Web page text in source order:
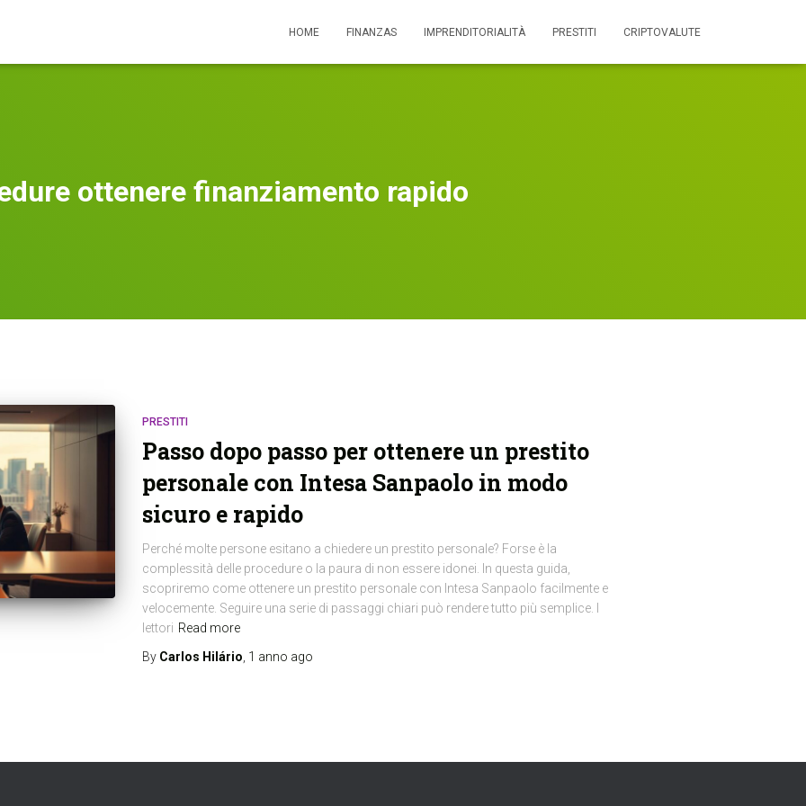
HOME FINANZAS IMPRENDITORIALITÀ PRESTITI CRIPTOVALUTE
ottenere finanziamento rapido
PRESTITI
Passo dopo passo per ottenere un prestito
personale con Intesa Sanpaolo in modo
sicuro e rapido
Perché molte persone esitano a chiedere un prestito personale? Forse è la
complessità delle procedure o la paura di non essere idonei. In questa guida,
scopriremo come ottenere un prestito personale con Intesa Sanpaolo facilmente e
velocemente. Seguire una serie di passaggi chiari può rendere tutto più semplice. I
lettori Read more
By Carlos Hilário 1 anno ago